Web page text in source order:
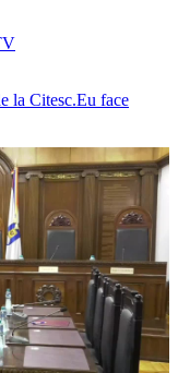
la Citesc.Eu face